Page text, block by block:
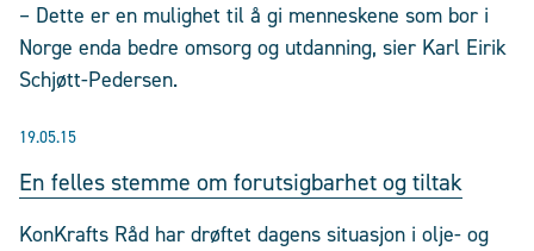
– Dette er en mulighet til å gi menneskene som bor i
Norge enda bedre omsorg og utdanning, sier Karl Eirik
Schjøtt-Pedersen.
19.05.15
En felles stemme om forutsigbarhet og tiltak
KonKrafts Råd har drøftet dagens situasjon i olje- og